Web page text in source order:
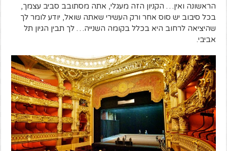
הראשונה ואין… הקניון הזה מעגלי, אתה מסתובב סביב עצמך,
בכל סיבוב יש סוס אחר ורק העשירי שאתה שואל, יודע לומר לך
שהיציאה לרחוב היא בכלל בקומה השנייה… לך תבין הגיון תל
אביבי.